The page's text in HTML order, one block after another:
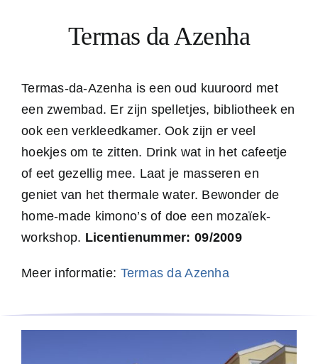
Termas da Azenha
Termas-da-Azenha is een oud kuuroord met
een zwembad. Er zijn spelletjes, bibliotheek en
ook een verkleedkamer. Ook zijn er veel
hoekjes om te zitten. Drink wat in het cafeetje
of eet gezellig mee. Laat je masseren en
geniet van het thermale water. Bewonder de
home-made kimono’s of doe een mozaïek-
workshop. Licentienummer: 09/2009
Meer informatie: Termas da Azenha